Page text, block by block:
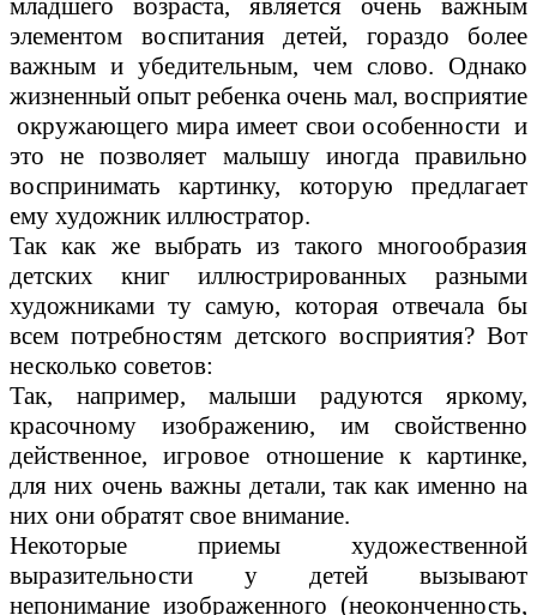
младшего возраста, является очень важным
элементом воспитания детей, гораздо более
важным и убедительным, чем слово. Однако
жизненный опыт ребенка очень мал, восприятие
окружающего мира имеет свои особенности и
это не позволяет малышу иногда правильно
воспринимать картинку, которую предлагает
ему художник иллюстратор.
Так как же выбрать из такого многообразия
детских книг иллюстрированных разными
художниками ту самую, которая отвечала бы
всем потребностям детского восприятия? Вот
несколько советов:
Так, например, малыши радуются яркому,
красочному изображению, им свойственно
действенное, игровое отношение к картинке,
для них очень важны детали, так как именно на
них они обратят свое внимание.
Некоторые приемы художественной
выразительности у детей вызывают
непонимание изображенного (неоконченность,